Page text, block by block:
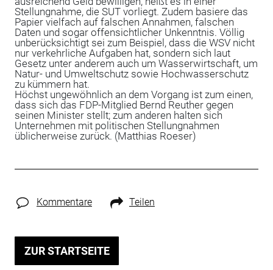
Stellungnahme, die SUT vorliegt. Zudem basiere das
Papier vielfach auf falschen Annahmen, falschen
Daten und sogar offensichtlicher Unkenntnis. Völlig
unberücksichtigt sei zum Beispiel, dass die WSV nicht
nur verkehrliche Aufgaben hat, sondern sich laut
Gesetz unter anderem auch um Wasserwirtschaft, um
Natur- und Umweltschutz sowie Hochwasserschutz
zu kümmern hat.
Höchst ungewöhnlich an dem Vorgang ist zum einen,
dass sich das FDP-Mitglied Bernd Reuther gegen
seinen Minister stellt; zum anderen halten sich
Unternehmen mit politischen Stellungnahmen
üblicherweise zurück. (Matthias Roeser)
Kommentare Teilen
ZUR STARTSEITE